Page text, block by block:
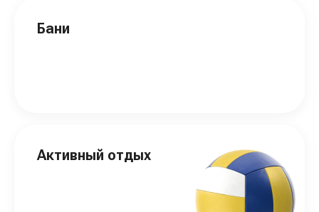
Бани
Активный отдых